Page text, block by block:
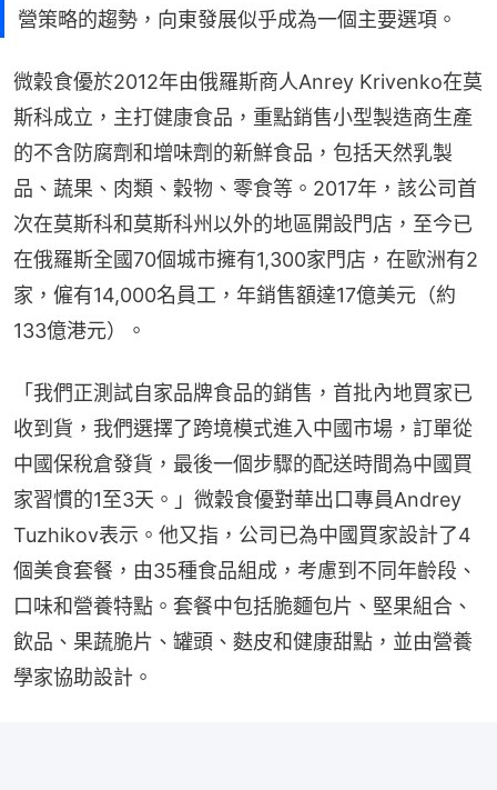
營策略的趨勢，向東發展似乎成為一個主要選項。
微穀食優於2012年由俄羅斯商人Anrey Krivenko在莫
斯科成立，主打健康食品，重點銷售小型製造商生產
的不含防腐劑和增味劑的新鮮食品，包括天然乳製
品、蔬果、肉類、穀物、零食等。2017年，該公司首
次在莫斯科和莫斯科州以外的地區開設門店，至今已
在俄羅斯全國70個城市擁有1,300家門店，在歐洲有2
家，僱有14,000名員工，年銷售額達17億美元（約
133億港元）。
「我們正測試自家品牌食品的銷售，首批內地買家已
收到貨，我們選擇了跨境模式進入中國市場，訂單從
中國保稅倉發貨，最後一個步驟的配送時間為中國買
家習慣的1至3天。」微穀食優對華出口專員Andrey
Tuzhikov表示。他又指，公司已為中國買家設計了4
個美食套餐，由35種食品組成，考慮到不同年齡段、
口味和營養特點。套餐中包括脆麵包片、堅果組合、
飲品、果蔬脆片、罐頭、麩皮和健康甜點，並由營養
學家協助設計。